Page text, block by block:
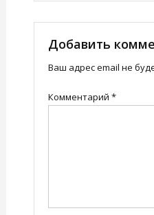
по
записям
Добавить
Ваш адрес email не
Комментарий *